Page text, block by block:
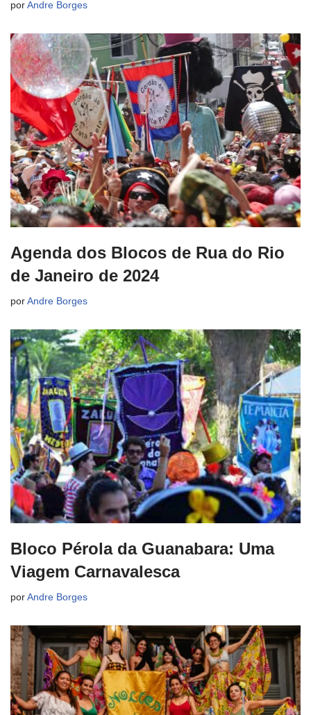
por Andre Borges
Agenda dos Blocos de Rua do Rio
de Janeiro de 2024
por Andre Borges
Bloco Pérola da Guanabara: Uma
Viagem Carnavalesca
por Andre Borges